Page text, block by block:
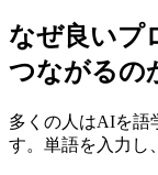
なぜ良いプ
つながるの
多くの人はAIを語
す。単語を入力し